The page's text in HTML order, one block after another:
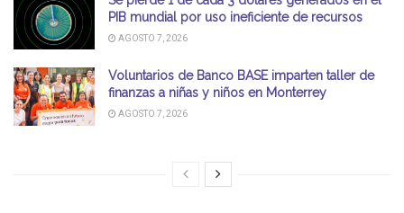
PIB mundial por uso ineficiente de recursos
AGOSTO 7, 2026
Voluntarios de Banco BASE imparten taller de
finanzas a niñas y niños en Monterrey
AGOSTO 7, 2026